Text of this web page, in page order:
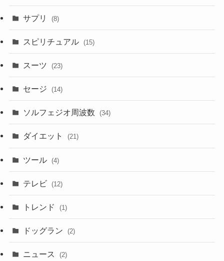
サプリ (8)
スピリチュアル (15)
スーツ (23)
セージ (14)
ソルフェジオ周波数 (34)
ダイエット (21)
ツール (4)
テレビ (12)
トレンド (1)
ドッグラン (2)
ニュース (2)